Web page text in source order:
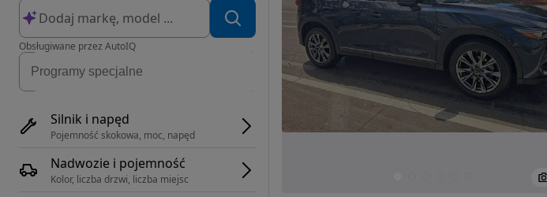
Obsługiwane przez AutoIQ
Silnik i napęd
Pojemność skokowa, moc, napęd
Nadwozie i pojemność
Kolor, liczba drzwi, liczba miejsc